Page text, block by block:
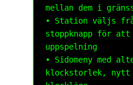
mellan dem i
• Station väljs
stoppknapp för
uppspelning
• Sidomeny med
klockstorlek, nytt